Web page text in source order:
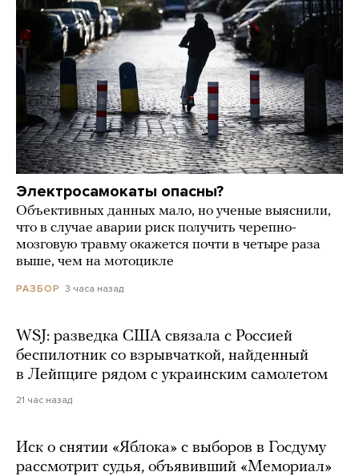
Электросамокаты опасны?
Объективных данных мало, но ученые выяснили,
что в случае аварии риск получить черепно-
мозговую травму окажется почти в четыре раза
выше, чем на мотоцикле
РАЗБОР 3 часа назад
WSJ: разведка США связала с Россией
беспилотник со взрывчаткой, найденный
в Лейпциге рядом с украинским самолетом
21 час назад
Иск о снятии «Яблока» с выборов в Госдуму
рассмотрит судья, объявивший «Мемориал»